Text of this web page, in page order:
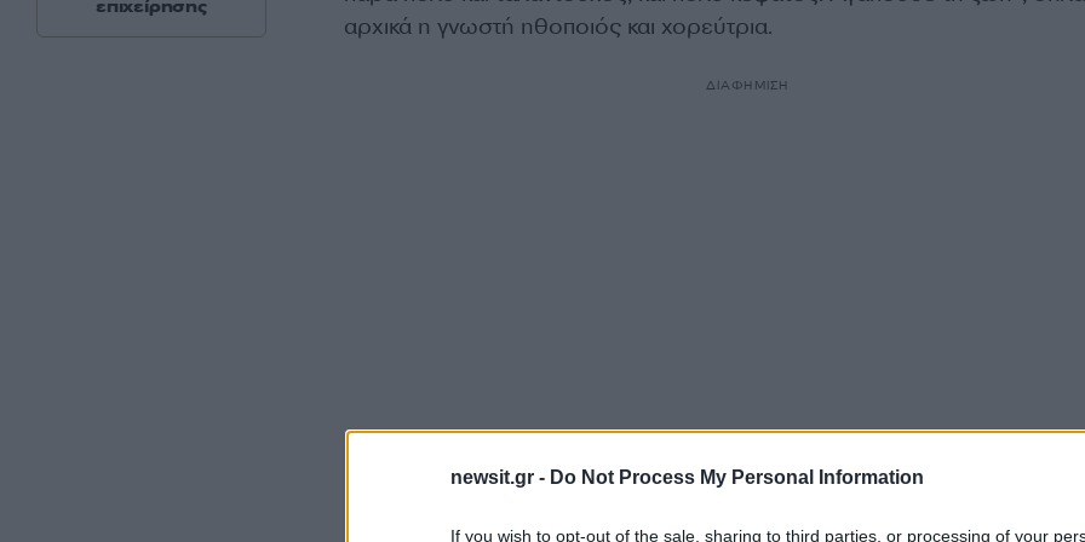
newsit.gr - Do Not Process My Personal Information
If you wish to opt-out of the sale, sharing to third parties, or processing of your
αρχικά η γνωστή ηθοποιός και χορεύτρια.
ΔΙΑΦΗΜΙΣΗ
Επηρεάστηκα. Δεν εμπιστεύομαι τη ζωή, σου δίνει μια και σε πάει αλλού»,
πρόσθεσε για τον Νίκο Γαλανό.
επιχείρησης